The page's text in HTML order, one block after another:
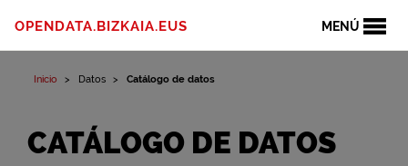
MENÚ
OPENDATA.BIZKAIA.EUS
Inicio Datos Catálogo de datos
CATÁLOGO DE DATOS